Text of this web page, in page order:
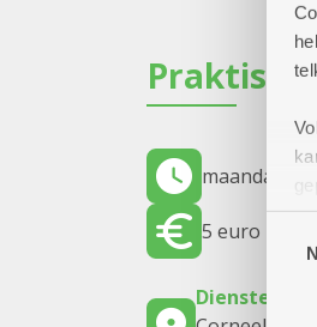
Praktisch
maandag 10
5 euro